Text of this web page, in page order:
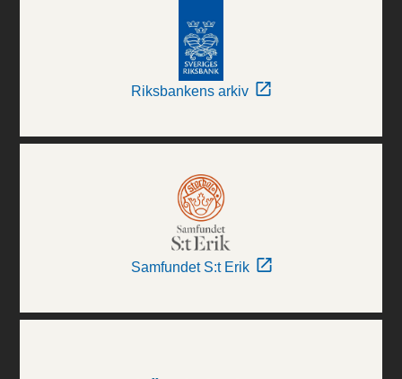
Riksbankens arkiv
Samfundet S:t Erik